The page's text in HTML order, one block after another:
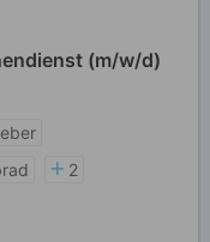
(m/w/d)
2